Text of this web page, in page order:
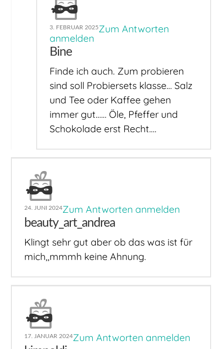
3. FEBRUAR 2025Zum Antworten
anmelden
Bine
Finde ich auch. Zum probieren
sind soll Probiersets klasse… Salz
und Tee oder Kaffee gehen
immer gut…… Öle, Pfeffer und
Schokolade erst Recht….
24. JUNI 2024Zum Antworten anmelden
beauty_art_andrea
Klingt sehr gut aber ob das was ist für
mich,,mmmh keine Ahnung.
17. JANUAR 2024Zum Antworten anmelden